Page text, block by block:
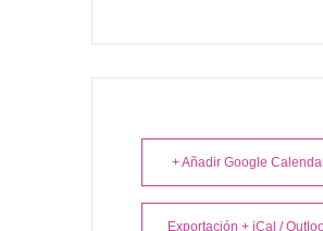
+ Añadir Google
Exportación + iCal /